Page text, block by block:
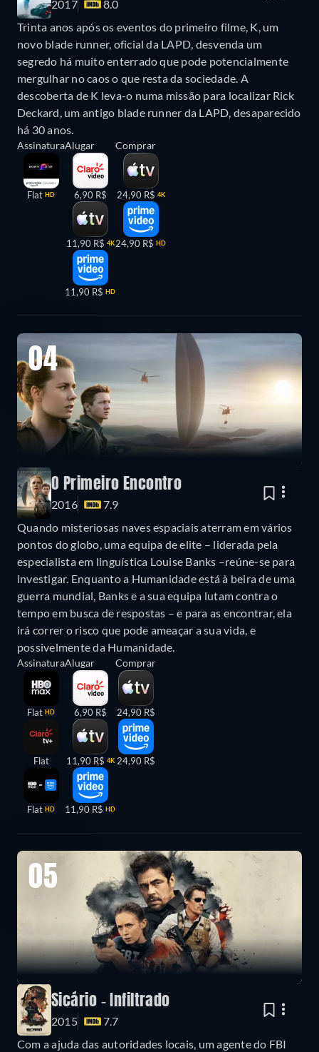
2017
8.0
Trinta anos após os eventos do primeiro filme, K, um
novo blade runner, oficial da LAPD, desvenda um
segredo há muito enterrado que pode potencialmente
mergulhar no caos o que resta da sociedade. A
descoberta de K leva-o numa missão para localizar Rick
Deckard, um antigo blade runner da LAPD, desaparecido
há 30 anos.
Assinatura
Flat HD
Alugar
6,90 R$
11,90 R$ 4K
11,90 R$ HD
Comprar
24,90 R$ 4K
24,90 R$ HD
04
O Primeiro Encontro
2016
7.9
Quando misteriosas naves espaciais aterram em vários
pontos do globo, uma equipa de elite – liderada pela
especialista em linguística Louise Banks –reúne-se para
investigar. Enquanto a Humanidade está à beira de uma
guerra mundial, Banks e a sua equipa lutam contra o
tempo em busca de respostas – e para as encontrar, ela
irá correr o risco que pode ameaçar a sua vida, e
possivelmente da Humanidade.
Assinatura
Flat HD
Flat
Flat HD
Alugar
6,90 R$
11,90 R$ 4K
11,90 R$ HD
Comprar
24,90 R$
24,90 R$
05
Sicário - Infiltrado
2015
7.7
Com a ajuda das autoridades locais, um agente do FBI